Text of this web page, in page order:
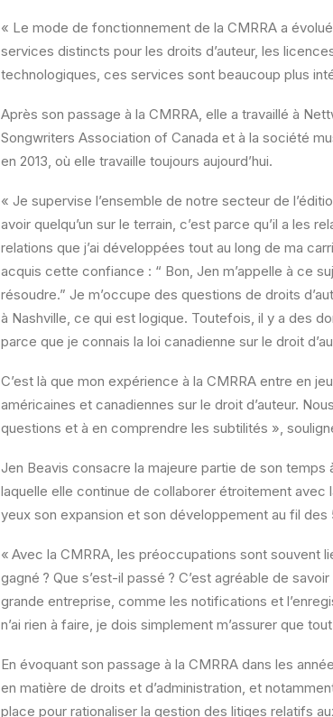
« Le mode de fonctionnement de la CMRRA a
services distincts pour les droits d’auteur, les
technologiques, ces services sont beaucoup plus
Après son passage à la CMRRA, elle a travaillé à
Songwriters Association of Canada et à la société
en 2013, où elle travaille toujours aujourd’hui.
« Je supervise l’ensemble de notre secteur de
avoir quelqu’un sur le terrain, c’est parce qu’il a les
relations que j’ai développées tout au long de ma
acquis cette confiance : “ Bon, Jen m’appelle à ce
résoudre.” Je m’occupe des questions de droits
à Nashville, ce qui est logique. Toutefois, il y a des
parce que je connais la loi canadienne sur le droit
C’est là que mon expérience à la CMRRA entre en
américaines et canadiennes sur le droit d’auteur.
questions et à en comprendre les subtilités »,
Jen Beavis consacre la majeure partie de son temps
laquelle elle continue de collaborer étroitement avec
yeux son expansion et son développement au fil des
« Avec la CMRRA, les préoccupations sont souvent
gagné ? Que s’est-il passé ? C’est agréable de
grande entreprise, comme les notifications et
n’ai rien à faire, je dois simplement m’assurer que
En évoquant son passage à la CMRRA dans les
en matière de droits et d’administration, et
place pour rationaliser la gestion des litiges relatifs